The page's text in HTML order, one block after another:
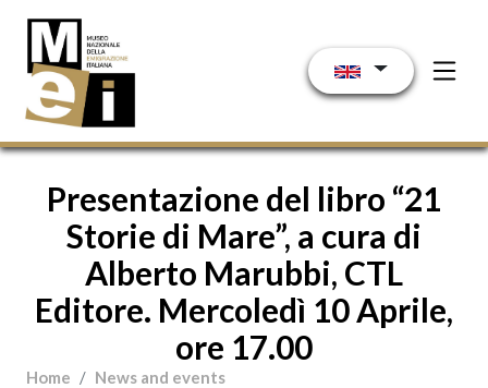
Presentazione del libro “21
Storie di Mare”, a cura di
Alberto Marubbi, CTL
Editore. Mercoledì 10 Aprile,
ore 17.00
Home
News and events